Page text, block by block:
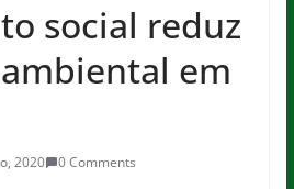
social reduz
em
2020 0 Comments